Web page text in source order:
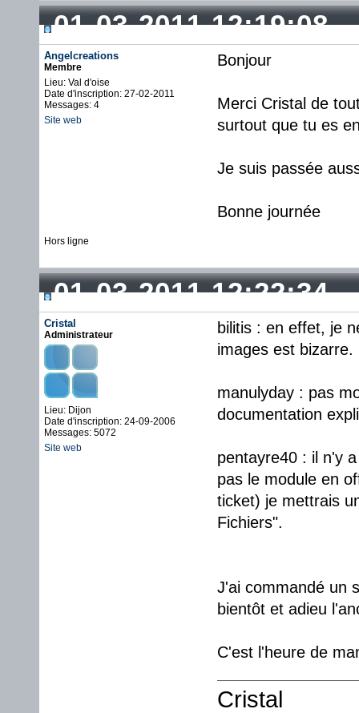
01-03-2011 12:19:08
Angelcreations
Membre
Lieu: Val d'oise
Date d'inscription: 27-02-2011
Messages: 4
Site web
Bonjour
Merci Cristal de
surtout que tu es
Je suis passée
Bonne journée
Hors ligne
01-03-2011 12:22:34
Cristal
Administrateur
Lieu: Dijon
Date d'inscription: 24-09-2006
Messages: 5072
Site web
bilitis : en effet, je
images est
manulyday : pas
documentation
pentayre40 : il n'y
pas le module en
ticket) je mettrais
Fichiers".
J'ai commandé un
bientôt et adieu
C'est l'heure de
Cristal